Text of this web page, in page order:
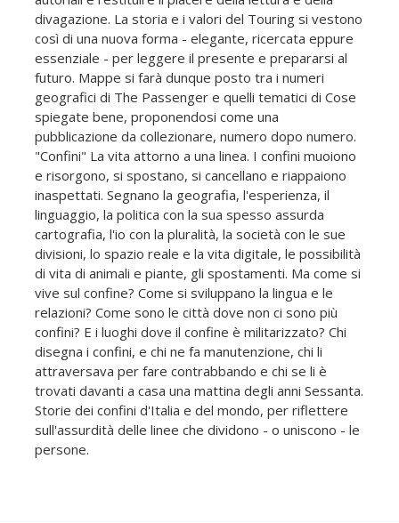
divagazione. La storia e i valori del Touring si vestono
così di una nuova forma - elegante, ricercata eppure
essenziale - per leggere il presente e prepararsi al
futuro. Mappe si farà dunque posto tra i numeri
geografici di The Passenger e quelli tematici di Cose
spiegate bene, proponendosi come una
pubblicazione da collezionare, numero dopo numero.
"Confini" La vita attorno a una linea. I confini muoiono
e risorgono, si spostano, si cancellano e riappaiono
inaspettati. Segnano la geografia, l'esperienza, il
linguaggio, la politica con la sua spesso assurda
cartografia, l'io con la pluralità, la società con le sue
divisioni, lo spazio reale e la vita digitale, le possibilità
di vita di animali e piante, gli spostamenti. Ma come si
vive sul confine? Come si sviluppano la lingua e le
relazioni? Come sono le città dove non ci sono più
confini? E i luoghi dove il confine è militarizzato? Chi
disegna i confini, e chi ne fa manutenzione, chi li
attraversava per fare contrabbando e chi se li è
trovati davanti a casa una mattina degli anni Sessanta.
Storie dei confini d'Italia e del mondo, per riflettere
sull'assurdità delle linee che dividono - o uniscono - le
persone.